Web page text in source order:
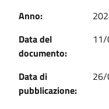
Anno:
Data del
documento:
Data di
pubblicazione: